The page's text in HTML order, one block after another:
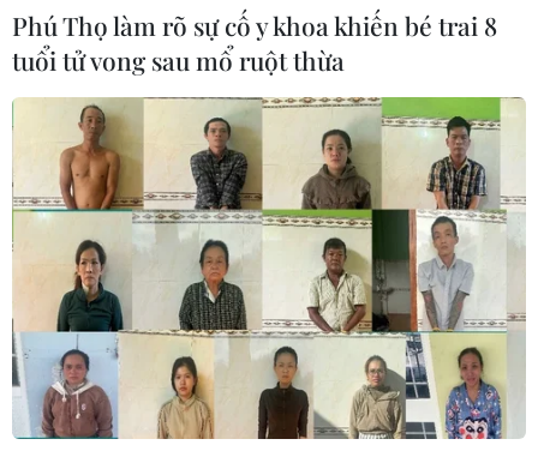
TIN LIÊN QUAN
Phú Thọ làm rõ sự cố y khoa khiến bé trai 8
tuổi tử vong sau mổ ruột thừa